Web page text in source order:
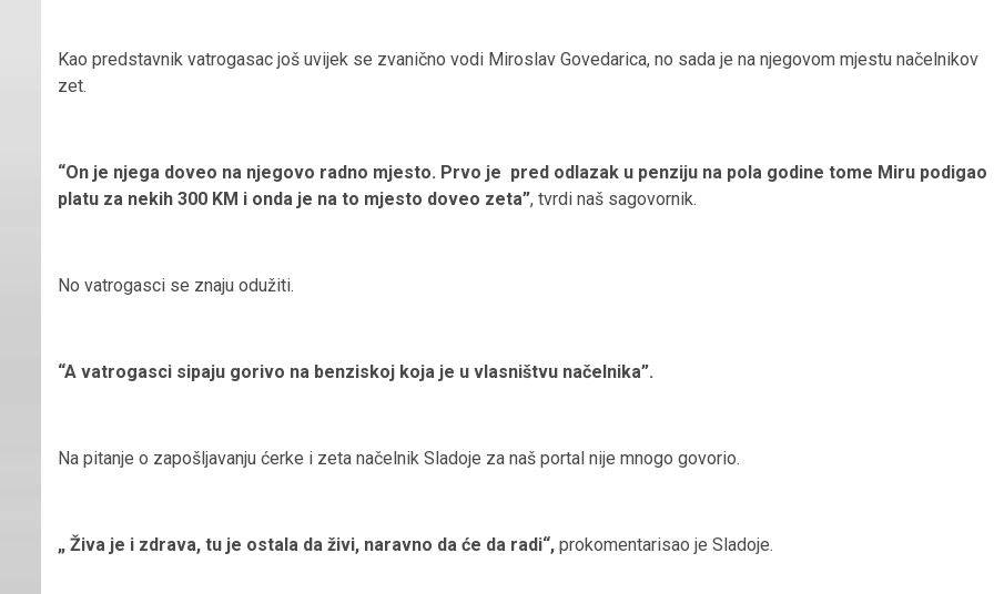
Kao predstavnik vatrogasac još uvijek se zvanično vodi Miroslav Govedarica, no sada je na njegovom mjestu načelnikov
zet.
“On je njega doveo na njegovo radno mjesto. Prvo je pred odlazak u penziju na pola godine tome Miru podigao
platu za nekih 300 KM i onda je na to mjesto doveo zeta”, tvrdi naš sagovornik.
No vatrogasci se znaju odužiti.
“A vatrogasci sipaju gorivo na benziskoj koja je u vlasništvu načelnika”.
Na pitanje o zapošljavanju ćerke i zeta načelnik Sladoje za naš portal nije mnogo govorio.
„ Živa je i zdrava, tu je ostala da živi, naravno da će da radi“, prokomentarisao je Sladoje.